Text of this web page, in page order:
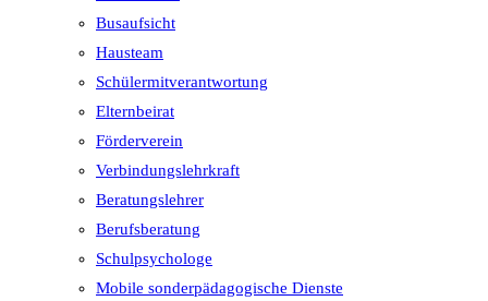
Busaufsicht
Hausteam
Schülermitverantwortung
Elternbeirat
Förderverein
Verbindungslehrkraft
Beratungslehrer
Berufsberatung
Schulpsychologe
Mobile sonderpädagogische Dienste